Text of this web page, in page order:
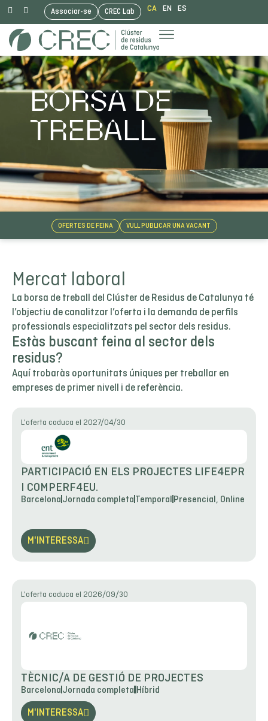
Vés
al
contingut
Associar-se CREC Lab CA EN ES
BORSA DE
TREBALL
OFERTES DE FEINA VULL PUBLICAR UNA VACANT
Mercat laboral
La borsa de treball del Clúster de Residus de Catalunya té
l’objectiu de canalitzar l’oferta i la demanda de perfils
professionals especialitzats pel sector dels residus.
Estàs buscant feina al sector dels
residus?
Aquí trobaràs oportunitats úniques per treballar en
empreses de primer nivell i de referència.
L'oferta caduca el 2027/04/30
PARTICIPACIÓ EN ELS PROJECTES LIFE4EPR
I COMPERF4EU.
Barcelona Jornada completa Temporal Presencial, Online
M'INTERESSA
L'oferta caduca el 2026/09/30
TÈCNIC/A DE GESTIÓ DE PROJECTES
Barcelona Jornada completa Híbrid
M'INTERESSA